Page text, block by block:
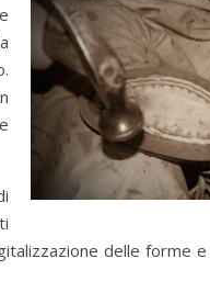
delle forme